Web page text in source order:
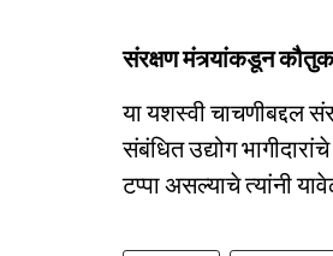
संरक्षण मंत्र्यांकडून कौतुक
या यशस्वी चाचणीबद्दल
संबंधित उद्योग
टप्पा असल्याचे त्यांनी